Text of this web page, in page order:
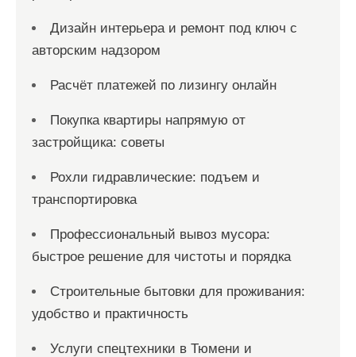
Дизайн интерьера и ремонт под ключ с
авторским надзором
Расчёт платежей по лизингу онлайн
Покупка квартиры напрямую от
застройщика: советы
Рохли гидравлические: подъем и
транспортировка
Профессиональный вывоз мусора:
быстрое решение для чистоты и порядка
Строительные бытовки для проживания:
удобство и практичность
Услуги спецтехники в Тюмени и